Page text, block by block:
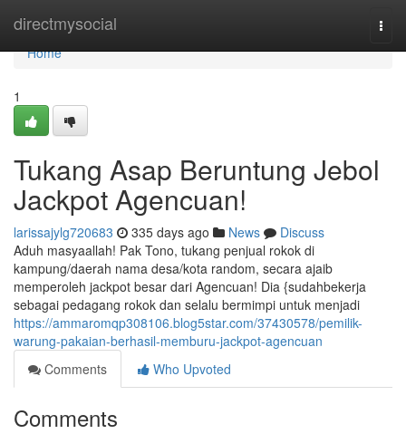
directmysocial
Home
Home
1
Tukang Asap Beruntung Jebol
Jackpot Agencuan!
larissajylg720683 335 days ago News
Discuss
Aduh masyaallah! Pak Tono, tukang penjual rokok di
kampung/daerah nama desa/kota random, secara ajaib
memperoleh jackpot besar dari Agencuan! Dia {sudahbekerja
sebagai pedagang rokok dan selalu bermimpi untuk menjadi
https://ammaromqp308106.blog5star.com/37430578/pemilik-
warung-pakaian-berhasil-memburu-jackpot-agencuan
Comments
Who Upvoted
Comments